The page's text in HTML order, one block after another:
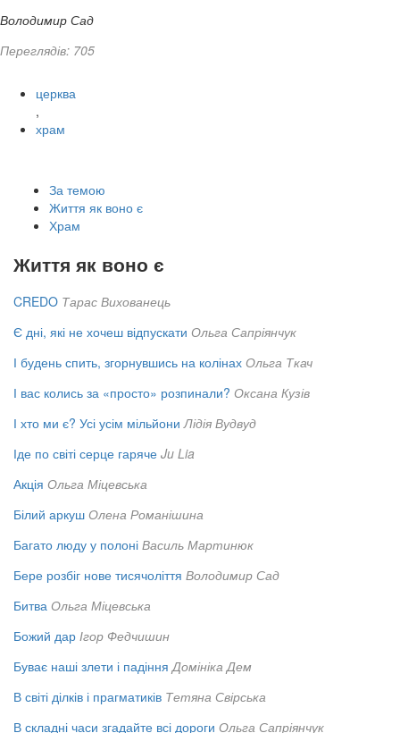
Володимир Сад
Переглядів: 705
церква
,
храм
За темою
Життя як воно є
Храм
Життя як воно є
CREDO Тарас Вихованець
Є дні, які не хочеш відпускати Ольга Сапріянчук
І будень спить, згорнувшись на колінах Ольга Ткач
І вас колись за «просто» розпинали? Оксана Кузів
І хто ми є? Усі усім мільйони Лідія Вудвуд
Іде по світі серце гаряче Ju Lia
Акція Ольга Міцевська
Білий аркуш Олена Романішина
Багато люду у полоні Василь Мартинюк
Бере розбіг нове тисячоліття Володимир Сад
Битва Ольга Міцевська
Божий дар Ігор Федчишин
Буває наші злети і падіння Домініка Дем
В світі ділків і прагматиків Тетяна Свірська
В складні часи згадайте всі дороги Ольга Сапріянчук